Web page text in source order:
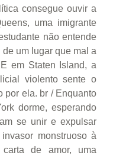
consegue ouvir a
uma imigrante
não entende
um lugar que mal a
em Staten Island, a
violento sente o
por ela. br / Enquanto
dorme, esperando
se unir e expulsar
monstruoso à
de amor, uma